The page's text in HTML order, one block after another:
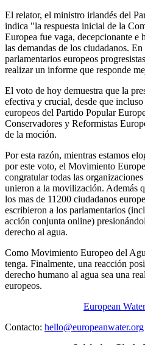
El relator, el ministro irlandés del
indica "la respuesta inicial de la
Europea fue vaga, decepcionante e
las demandas de los ciudadanos.
parlamentarios europeos
realizar un informe que responde
El voto de hoy demuestra que la
efectiva y crucial, desde que
europeos del Partido Popular
Conservadores y Reformistas
de la moción.
Por esta razón, mientras estamos
por este voto, el Movimiento
congratular todas las
unieron a la movilización. Además
los mas de 11200 ciudadanos
escribieron a los parlamentarios
acción conjunta online)
derecho al agua.
Como Movimiento Europeo del
tenga. Finalmente, una reacción
derecho humano al agua sea una
europeos.
European
Contacto: hello@europeanwater.org